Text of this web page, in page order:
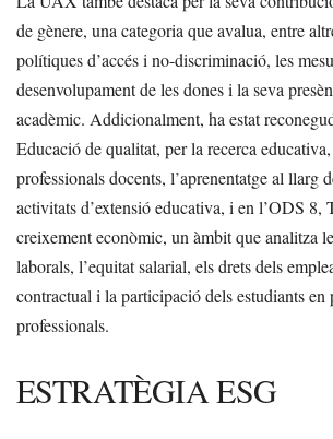
de gènere, una categoria que avalua, entre
polítiques d’accés i no-discriminació, les
desenvolupament de les dones i la seva
acadèmic. Addicionalment, ha estat
Educació de qualitat, per la recerca
professionals docents, l’aprenentatge al llarg
activitats d’extensió educativa, i en l’ODS 8,
creixement econòmic, un àmbit que analitza
laborals, l’equitat salarial, els drets dels
contractual i la participació dels estudiants en
professionals.
ESTRATÈGIA ESG